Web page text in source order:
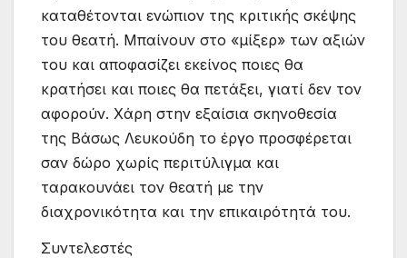
καταθέτονται ενώπιον της κριτικής σκέψης
του θεατή. Μπαίνουν στο «μίξερ» των αξιών
του και αποφασίζει εκείνος ποιες θα
κρατήσει και ποιες θα πετάξει, γιατί δεν τον
αφορούν. Χάρη στην εξαίσια σκηνοθεσία
της Βάσως Λευκούδη το έργο προσφέρεται
σαν δώρο χωρίς περιτύλιγμα και
ταρακουνάει τον θεατή με την
διαχρονικότητα και την επικαιρότητά του.
Συντελεστές